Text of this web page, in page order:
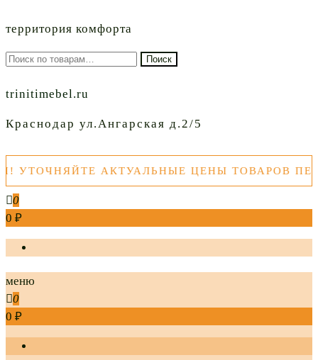
территория комфорта
Искать: Поиск
trinitimebel.ru
Краснодар ул.Ангарская д.2/5
АКТУАЛЬНЫЕ ЦЕНЫ ТОВАРОВ ПЕРЕД
0
0 ₽
меню
0
0 ₽